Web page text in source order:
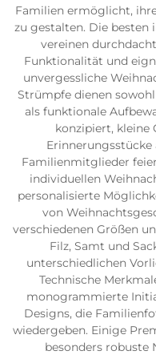
Familien ermöglicht,
zu gestalten. Die
vereinen
Funktionalität und
unvergessliche
Strümpfe dienen
als funktionale
konzipiert, kleine
Erinnerungsstücke
Familienmitglieder
individuellen
personalisierte
von
verschiedenen Größen
Filz, Samt und
unterschiedlichen
Technische
monogrammierte
Designs, die
wiedergeben. Einige
besonders robuste